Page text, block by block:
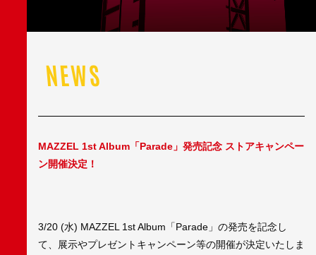
NEWS
MAZZEL 1st Album「Parade」発売記念 ストアキャンペー
ン開催決定！
3/20 (水) MAZZEL 1st Album「Parade」の発売を記念し
て、展示やプレゼントキャンペーン等の開催が決定いたしま